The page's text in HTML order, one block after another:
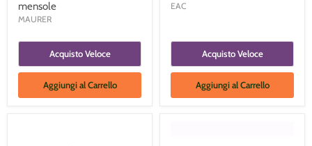
mensole
MAURER
Acquisto Veloce
Aggiungi al Carrello
EAC
Acquisto Veloce
Aggiungi al Carrello